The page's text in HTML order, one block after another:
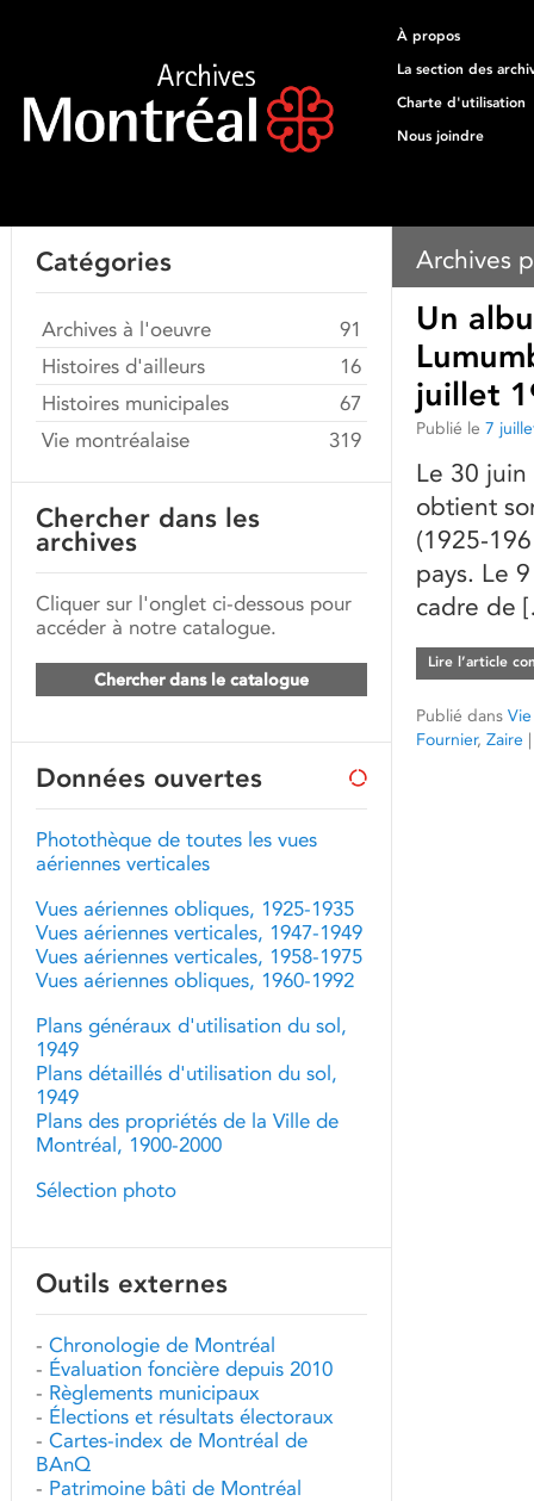
À propos
La section des
Charte d'utilisation
Nous joindre
Archives
Un
juillet
Publié le 7
Le 30
obtient
(1925-
pays. Le
cadre de
Lire l’article
Publié dans
Fournier, Zaire |
Catégories
Archives à l'oeuvre
91
Histoires d'ailleurs
16
Histoires municipales
67
Vie montréalaise
319
Chercher dans les
archives
Cliquer sur l'onglet ci-dessous pour
accéder à notre catalogue.
Chercher dans le catalogue
Données ouvertes
Photothèque de toutes les vues
aériennes verticales
Vues aériennes obliques, 1925-1935
Vues aériennes verticales, 1947-1949
Vues aériennes verticales, 1958-1975
Vues aériennes obliques, 1960-1992
Plans généraux d'utilisation du sol,
1949
Plans détaillés d'utilisation du sol,
1949
Plans des propriétés de la Ville de
Montréal, 1900-2000
Sélection photo
Outils externes
- Chronologie de Montréal
- Évaluation foncière depuis 2010
- Règlements municipaux
- Élections et résultats électoraux
- Cartes-index de Montréal de
BAnQ
- Patrimoine bâti de Montréal